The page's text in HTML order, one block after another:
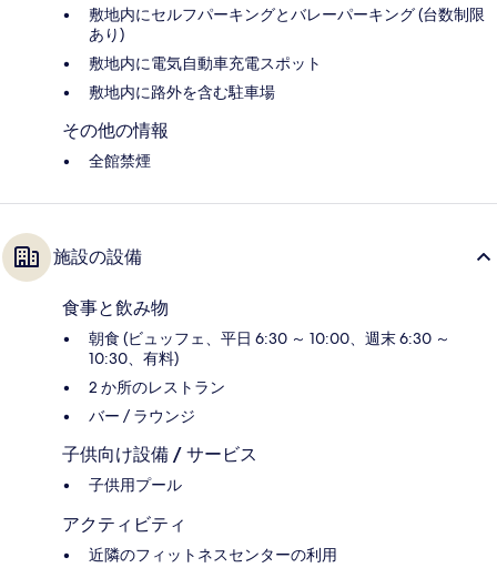
敷地内にセルフパーキングとバレーパーキング (台数制限
あり)
敷地内に電気自動車充電スポット
敷地内に路外を含む駐車場
その他の情報
全館禁煙
施設の設備
食事と飲み物
朝食 (ビュッフェ、平日 6:30 ～ 10:00、週末 6:30 ～
10:30、有料)
2 か所のレストラン
バー / ラウンジ
子供向け設備 / サービス
子供用プール
アクティビティ
近隣のフィットネスセンターの利用